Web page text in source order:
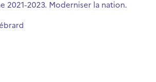
2021-2023. Moderniser la nation.